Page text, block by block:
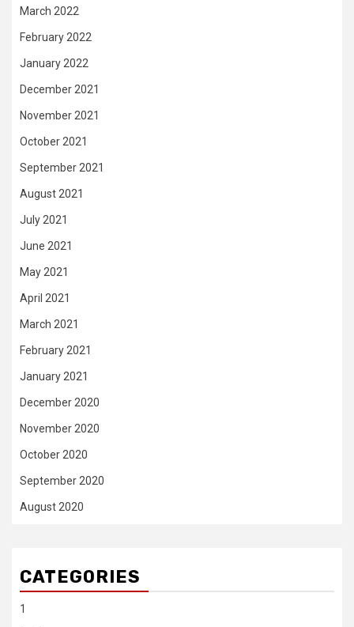
March 2022
February 2022
January 2022
December 2021
November 2021
October 2021
September 2021
August 2021
July 2021
June 2021
May 2021
April 2021
March 2021
February 2021
January 2021
December 2020
November 2020
October 2020
September 2020
August 2020
CATEGORIES
1